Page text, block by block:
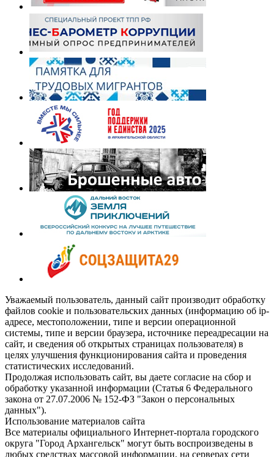
Уважаемый пользователь, данный сайт производит обработку
файлов cookie и пользовательских данных (информацию об ip-
адресе, местоположении, типе и версии операционной
системы, типе и версии браузера, источнике переадресации на
сайт, и сведения об открытых страницах пользователя) в
целях улучшения функционирования сайта и проведения
статистических исследований.
Продолжая использовать сайт, вы даете согласие на сбор и
обработку указанной информации (Статья 6 Федерального
закона от 27.07.2006 № 152-ФЗ "Закон о персональных
данных").
Использование материалов сайта
Все материалы официального Интернет-портала городского
округа "Город Архангельск" могут быть воспроизведены в
любых средствах массовой информации, на серверах сети